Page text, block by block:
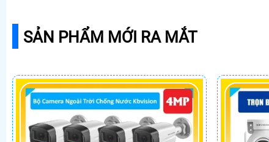
SẢN PHẨM MỚI RA MẮT